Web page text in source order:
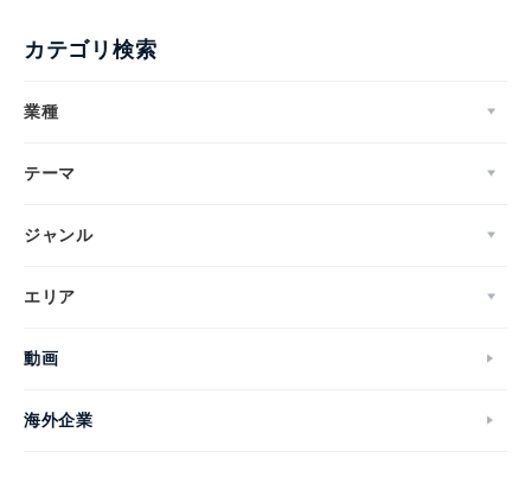
カテゴリ検索
業種
テーマ
ジャンル
エリア
動画
海外企業